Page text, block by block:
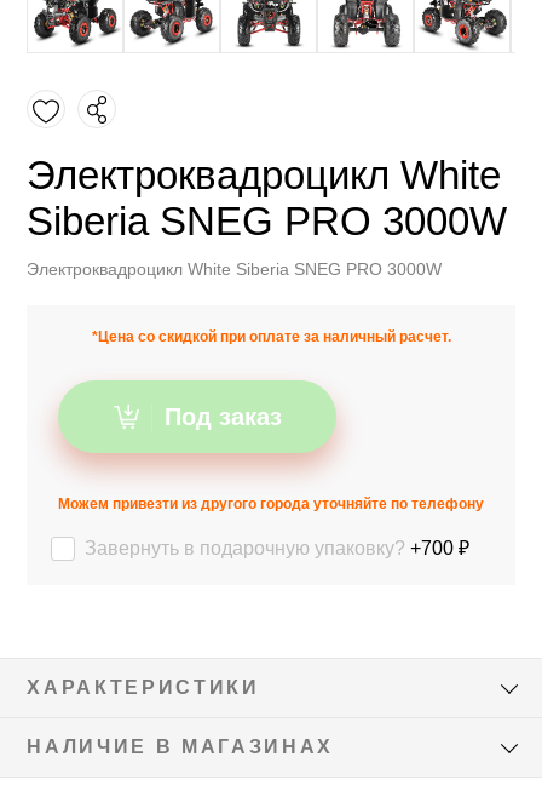
Электроквадроцикл White
Siberia SNEG PRO 3000W
Электроквадроцикл White Siberia SNEG PRO 3000W
*Цена со скидкой при оплате за наличный расчет.
Под заказ
Можем привезти из другого города уточняйте по телефону
Завернуть в подарочную упаковку? +700 ₽
ХАРАКТЕРИСТИКИ
НАЛИЧИЕ В МАГАЗИНАХ